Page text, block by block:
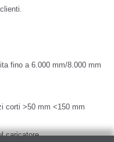
fino a 6.000 mm/8.000 mm
corti >50 mm <150 mm
caricatore